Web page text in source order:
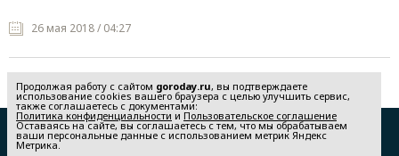
26 мая 2018 / 04:27
Редакция
Реклама
Продолжая работу с сайтом goroday.ru, вы подтверждаете
использование cookies вашего браузера с целью улучшить сервис,
также соглашаетесь с документами:
Политика конфиденциальности и Пользовательское соглашение
Оставаясь на сайте, вы соглашаетесь с тем, что мы обрабатываем
ваши персональные данные с использованием метрик Яндекс
Метрика.